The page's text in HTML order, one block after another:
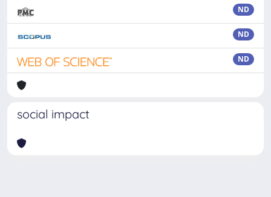
ND
ND
ND
social impact